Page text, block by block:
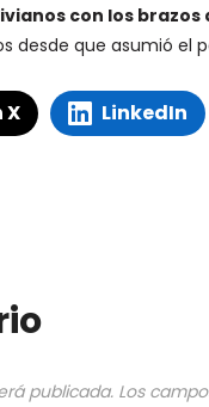
con los brazos
desde que asumió el
X LinkedIn
publicada. Los